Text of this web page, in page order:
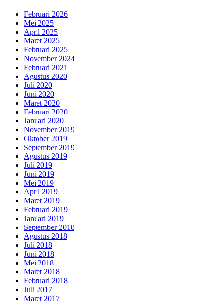
Februari 2026
Mei 2025
April 2025
Maret 2025
Februari 2025
November 2024
Februari 2021
Agustus 2020
Juli 2020
Juni 2020
Maret 2020
Februari 2020
Januari 2020
November 2019
Oktober 2019
September 2019
Agustus 2019
Juli 2019
Juni 2019
Mei 2019
April 2019
Maret 2019
Februari 2019
Januari 2019
September 2018
Agustus 2018
Juli 2018
Juni 2018
Mei 2018
Maret 2018
Februari 2018
Juli 2017
Maret 2017